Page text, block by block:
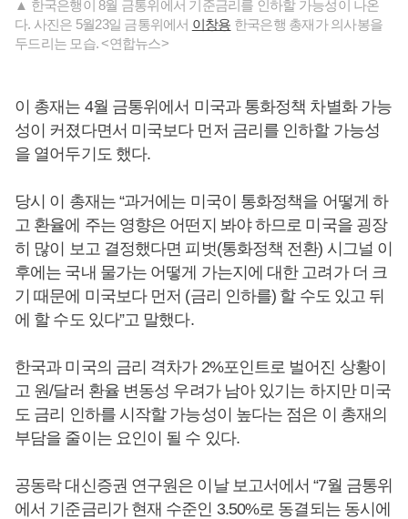
▲ 한국은행이 8월 금통위에서 기준금리를 인하할 가능성이 나온
다. 사진은 5월23일 금통위에서 이창용 한국은행 총재가 의사봉을
두드리는 모습. <연합뉴스>
이 총재는 4월 금통위에서 미국과 통화정책 차별화 가능
성이 커졌다면서 미국보다 먼저 금리를 인하할 가능성
을 열어두기도 했다.
당시 이 총재는 “과거에는 미국이 통화정책을 어떻게 하
고 환율에 주는 영향은 어떤지 봐야 하므로 미국을 굉장
히 많이 보고 결정했다면 피벗(통화정책 전환) 시그널 이
후에는 국내 물가는 어떻게 가는지에 대한 고려가 더 크
기 때문에 미국보다 먼저 (금리 인하를) 할 수도 있고 뒤
에 할 수도 있다”고 말했다.
한국과 미국의 금리 격차가 2%포인트로 벌어진 상황이
고 원/달러 환율 변동성 우려가 남아 있기는 하지만 미국
도 금리 인하를 시작할 가능성이 높다는 점은 이 총재의
부담을 줄이는 요인이 될 수 있다.
공동락 대신증권 연구원은 이날 보고서에서 “7월 금통위
에서 기준금리가 현재 수준인 3.50%로 동결되는 동시에